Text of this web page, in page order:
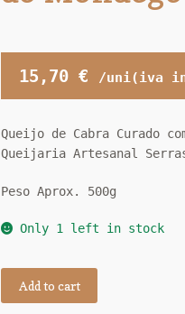
15,70 € /uni(iva
Queijo de Cabra Curado
Queijaria Artesanal Serras
Peso Aprox. 500g
Only 1 left in stock
Add to cart